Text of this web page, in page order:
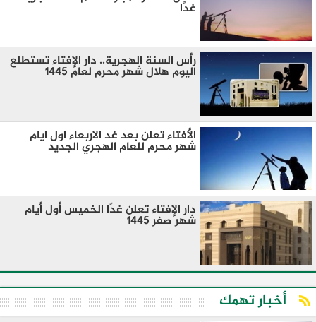
غدًا
رأس السنة الهجرية.. دار الإفتاء تستطلع
اليوم هلال شهر محرم لعام 1445
الأفتاء تعلن بعد غد الاربعاء اول ايام
شهر محرم للعام الهجري الجديد
دار الإفتاء تعلن غدًا الخميس أول أيام
شهر صفر 1445
أخبار تهمك